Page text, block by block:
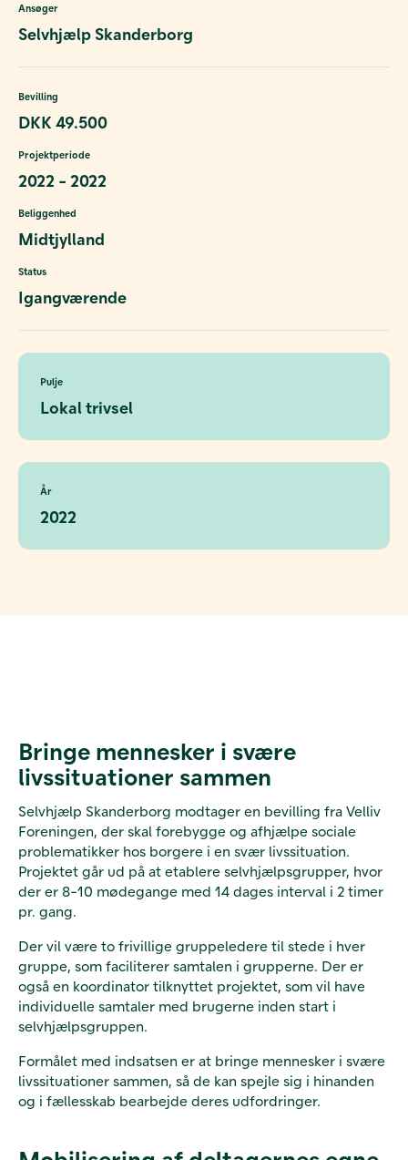
Ansøger
Selvhjælp Skanderborg
Bevilling
DKK 49.500
Projektperiode
2022 - 2022
Beliggenhed
Midtjylland
Status
Igangværende
Pulje
Lokal trivsel
År
2022
Bringe mennesker i svære
livssituationer sammen
Selvhjælp Skanderborg modtager en bevilling fra Velliv
Foreningen, der skal forebygge og afhjælpe sociale
problematikker hos borgere i en svær livssituation.
Projektet går ud på at etablere selvhjælpsgrupper, hvor
der er 8-10 mødegange med 14 dages interval i 2 timer
pr. gang.
Der vil være to frivillige gruppeledere til stede i hver
gruppe, som faciliterer samtalen i grupperne. Der er
også en koordinator tilknyttet projektet, som vil have
individuelle samtaler med brugerne inden start i
selvhjælpsgruppen.
Formålet med indsatsen er at bringe mennesker i svære
livssituationer sammen, så de kan spejle sig i hinanden
og i fællesskab bearbejde deres udfordringer.